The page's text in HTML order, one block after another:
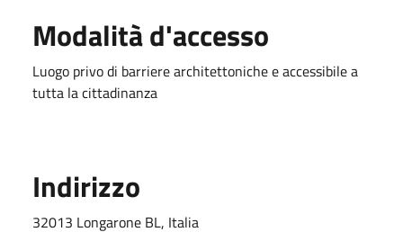
Modalità d'accesso
Luogo privo di barriere architettoniche e accessibile a
tutta la cittadinanza
Indirizzo
32013 Longarone BL, Italia